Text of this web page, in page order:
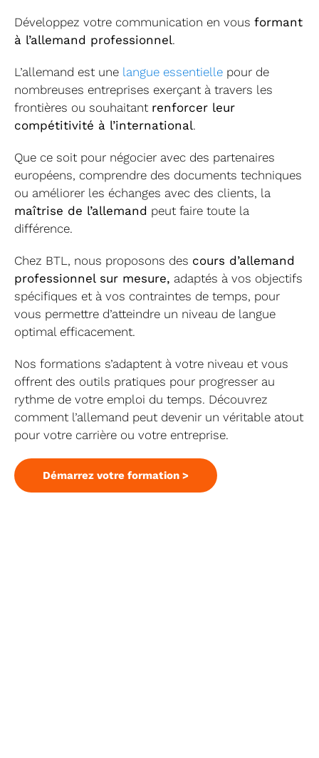
Développez votre communication en vous formant
à l’allemand professionnel.
L’allemand est unelangue essentiellepour de
nombreuses entreprises exerçant à travers les
frontières ou souhaitant renforcer leur
compétitivité à l’international.
Que ce soit pour négocier avec des partenaires
européens, comprendre des documents techniques
ou améliorer les échanges avec des clients, la
maîtrise de l’allemand peut faire toute la
différence.
Chez BTL, nous proposons des cours d’allemand
professionnel sur mesure, adaptés à vos objectifs
spécifiques et à vos contraintes de temps, pour
vous permettre d’atteindre un niveau de langue
optimal efficacement.
Nos formations s’adaptent à votre niveau et vous
offrent des outils pratiques pour progresser au
rythme de votre emploi du temps. Découvrez
comment l’allemand peut devenir un véritable atout
pour votre carrière ou votre entreprise.
Démarrez votre formation >